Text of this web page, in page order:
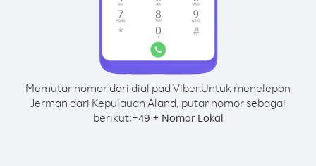
Memutar nomor dari dial pad Viber.Untuk menelepon
Jerman dari Kepulauan Aland, putar nomor sebagai
berikut:+49 + Nomor Lokal